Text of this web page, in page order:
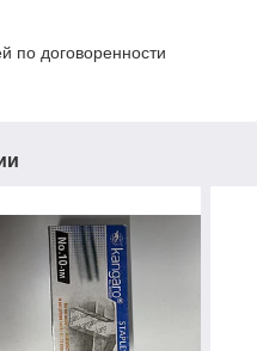
по договоренности